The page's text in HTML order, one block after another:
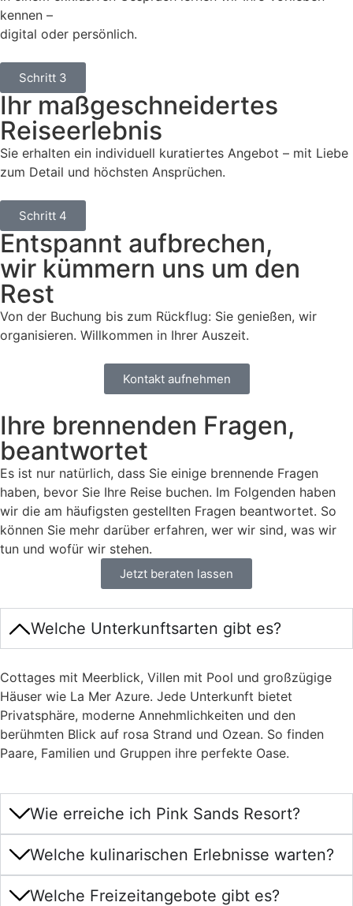
kennen –
digital oder persönlich.
Schritt 3
Ihr maßgeschneidertes
Reiseerlebnis
Sie erhalten ein individuell kuratiertes Angebot – mit Liebe
zum Detail und höchsten Ansprüchen.
Schritt 4
Entspannt aufbrechen,
wir kümmern uns um den
Rest
Von der Buchung bis zum Rückflug: Sie genießen, wir
organisieren. Willkommen in Ihrer Auszeit.
Kontakt aufnehmen
Ihre brennenden Fragen,
beantwortet
Es ist nur natürlich, dass Sie einige brennende Fragen
haben, bevor Sie Ihre Reise buchen. Im Folgenden haben
wir die am häufigsten gestellten Fragen beantwortet. So
können Sie mehr darüber erfahren, wer wir sind, was wir
tun und wofür wir stehen.
Jetzt beraten lassen
Welche Unterkunftsarten gibt es?
Cottages mit Meerblick, Villen mit Pool und großzügige
Häuser wie La Mer Azure. Jede Unterkunft bietet
Privatsphäre, moderne Annehmlichkeiten und den
berühmten Blick auf rosa Strand und Ozean. So finden
Paare, Familien und Gruppen ihre perfekte Oase.
Wie erreiche ich Pink Sands Resort?
Welche kulinarischen Erlebnisse warten?
Welche Freizeitangebote gibt es?